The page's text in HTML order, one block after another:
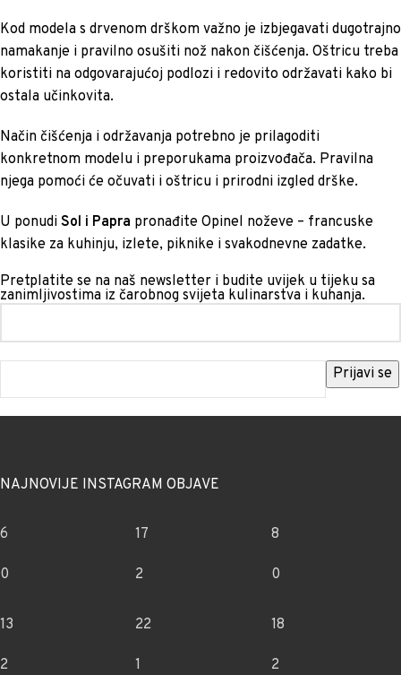
Kod modela s drvenom drškom važno je izbjegavati dugotrajno
namakanje i pravilno osušiti nož nakon čišćenja. Oštricu treba
koristiti na odgovarajućoj podlozi i redovito održavati kako bi
ostala učinkovita.
Način čišćenja i održavanja potrebno je prilagoditi
konkretnom modelu i preporukama proizvođača. Pravilna
njega pomoći će očuvati i oštricu i prirodni izgled drške.
U ponudi Sol i Papra pronađite Opinel noževe – francuske
klasike za kuhinju, izlete, piknike i svakodnevne zadatke.
Pretplatite se na naš newsletter i budite uvijek u tijeku sa
zanimljivostima iz čarobnog svijeta kulinarstva i kuhanja.
NAJNOVIJE INSTAGRAM OBJAVE
6
0
17
2
8
0
13
2
22
1
18
2